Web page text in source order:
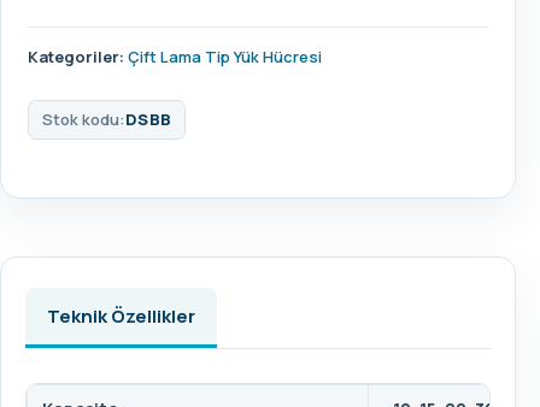
Kategoriler: Çift Lama Tip Yük Hücresi
Stok kodu:DSBB
Teknik Özellikler